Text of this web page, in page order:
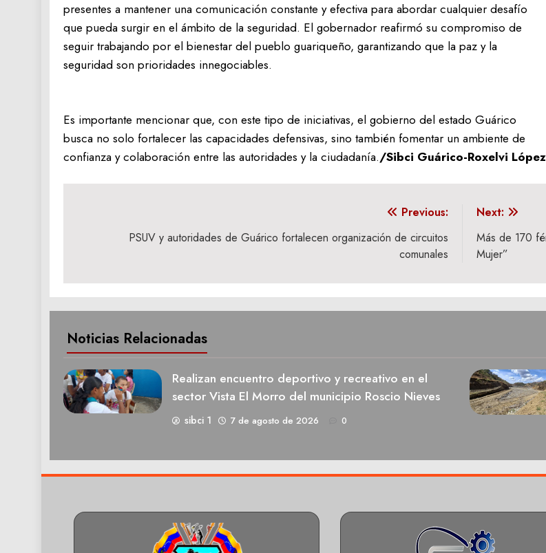
presentes a mantener una comunicación constante y efectiva para abordar cualquier desafío
que pueda surgir en el ámbito de la seguridad. El gobernador reafirmó su compromiso de
seguir trabajando por el bienestar del pueblo guariqueño, garantizando que la paz y la
seguridad son prioridades innegociables.
Es importante mencionar que, con este tipo de iniciativas, el gobierno del estado Guárico
busca no solo fortalecer las capacidades defensivas, sino también fomentar un ambiente de
confianza y colaboración entre las autoridades y la ciudadanía./Sibci Guárico-Roxelvi
Previous:
PSUV y autoridades de Guárico fortalecen organización de circuitos
comunales
Next:
Más de 170
Mujer”
Noticias Relacionadas
Realizan encuentro deportivo y recreativo en el
sector Vista El Morro del municipio Roscio Nieves
sibci 1 7 de agosto de 2026 0